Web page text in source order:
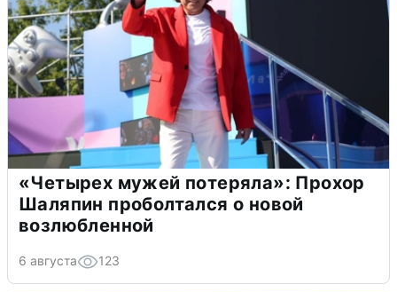
«Четырех мужей потеряла»: Прохор
Шаляпин проболтался о новой
возлюбленной
6 августа 123